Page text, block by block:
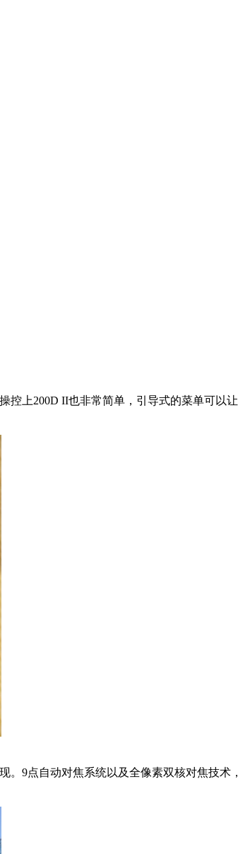
上200D II也非常简单，引导式的菜单可以让
9点自动对焦系统以及全像素双核对焦技术，